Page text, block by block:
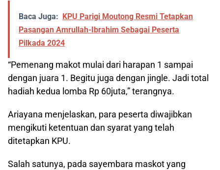
Baca Juga:
KPU Parigi Moutong Resmi Tetapkan
Pasangan Amrullah-Ibrahim Sebagai Peserta
Pilkada 2024
“Pemenang makot mulai dari harapan 1 sampai
dengan juara 1. Begitu juga dengan jingle. Jadi total
hadiah kedua lomba Rp 60juta,” terangnya.
Ariayana menjelaskan, para peserta diwajibkan
mengikuti ketentuan dan syarat yang telah
ditetapkan KPU.
Salah satunya, pada sayembara maskot yang